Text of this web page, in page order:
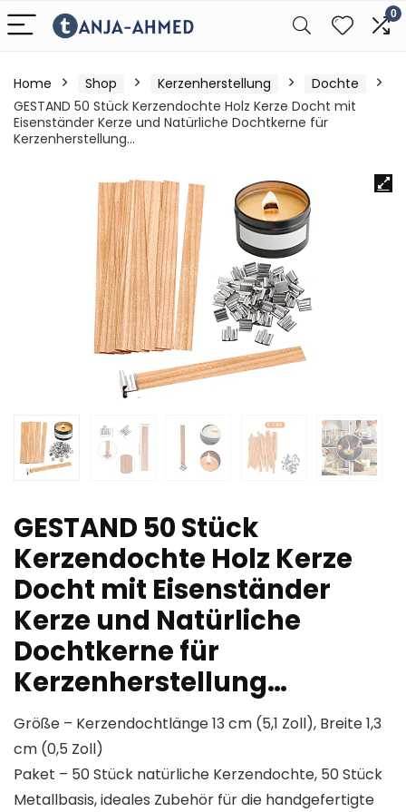
0
Home Shop Kerzenherstellung
Dochte
GESTAND 50 Stück Kerzendochte Holz Kerze Docht mit
Eisenständer Kerze und Natürliche Dochtkerne für
Kerzenherstellung…
GESTAND 50 Stück
Kerzendochte Holz Kerze
Docht mit Eisenständer
Kerze und Natürliche
Dochtkerne für
Kerzenherstellung…
Größe – Kerzendochtlänge 13 cm (5,1 Zoll), Breite 1,3
cm (0,5 Zoll)
Paket – 50 Stück natürliche Kerzendochte, 50 Stück
Metallbasis, ideales Zubehör für die handgefertigte